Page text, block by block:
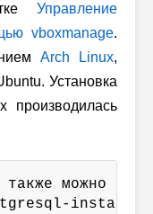
Управление
vboxmanage.
Arch Linux,
Установка
производилась
также можно
install